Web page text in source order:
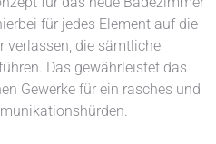
für jedes Element auf die
verlassen, die sämtliche
Das gewährleistet das
Gewerke für ein rasches und